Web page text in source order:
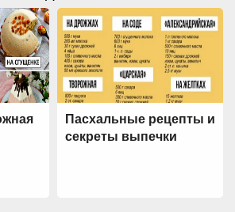
Пасхальные рецепты и
секреты выпечки